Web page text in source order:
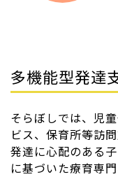
多機能型発達
そらぼしでは、児
ビス、保育所等訪
発達に心配のある
に基づいた療育専門